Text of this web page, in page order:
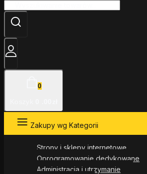
0
Zakupy wg Kategorii
Strony i sklepy internetowe
Oprogramowanie dedykowane
Administracja i utrzymanie